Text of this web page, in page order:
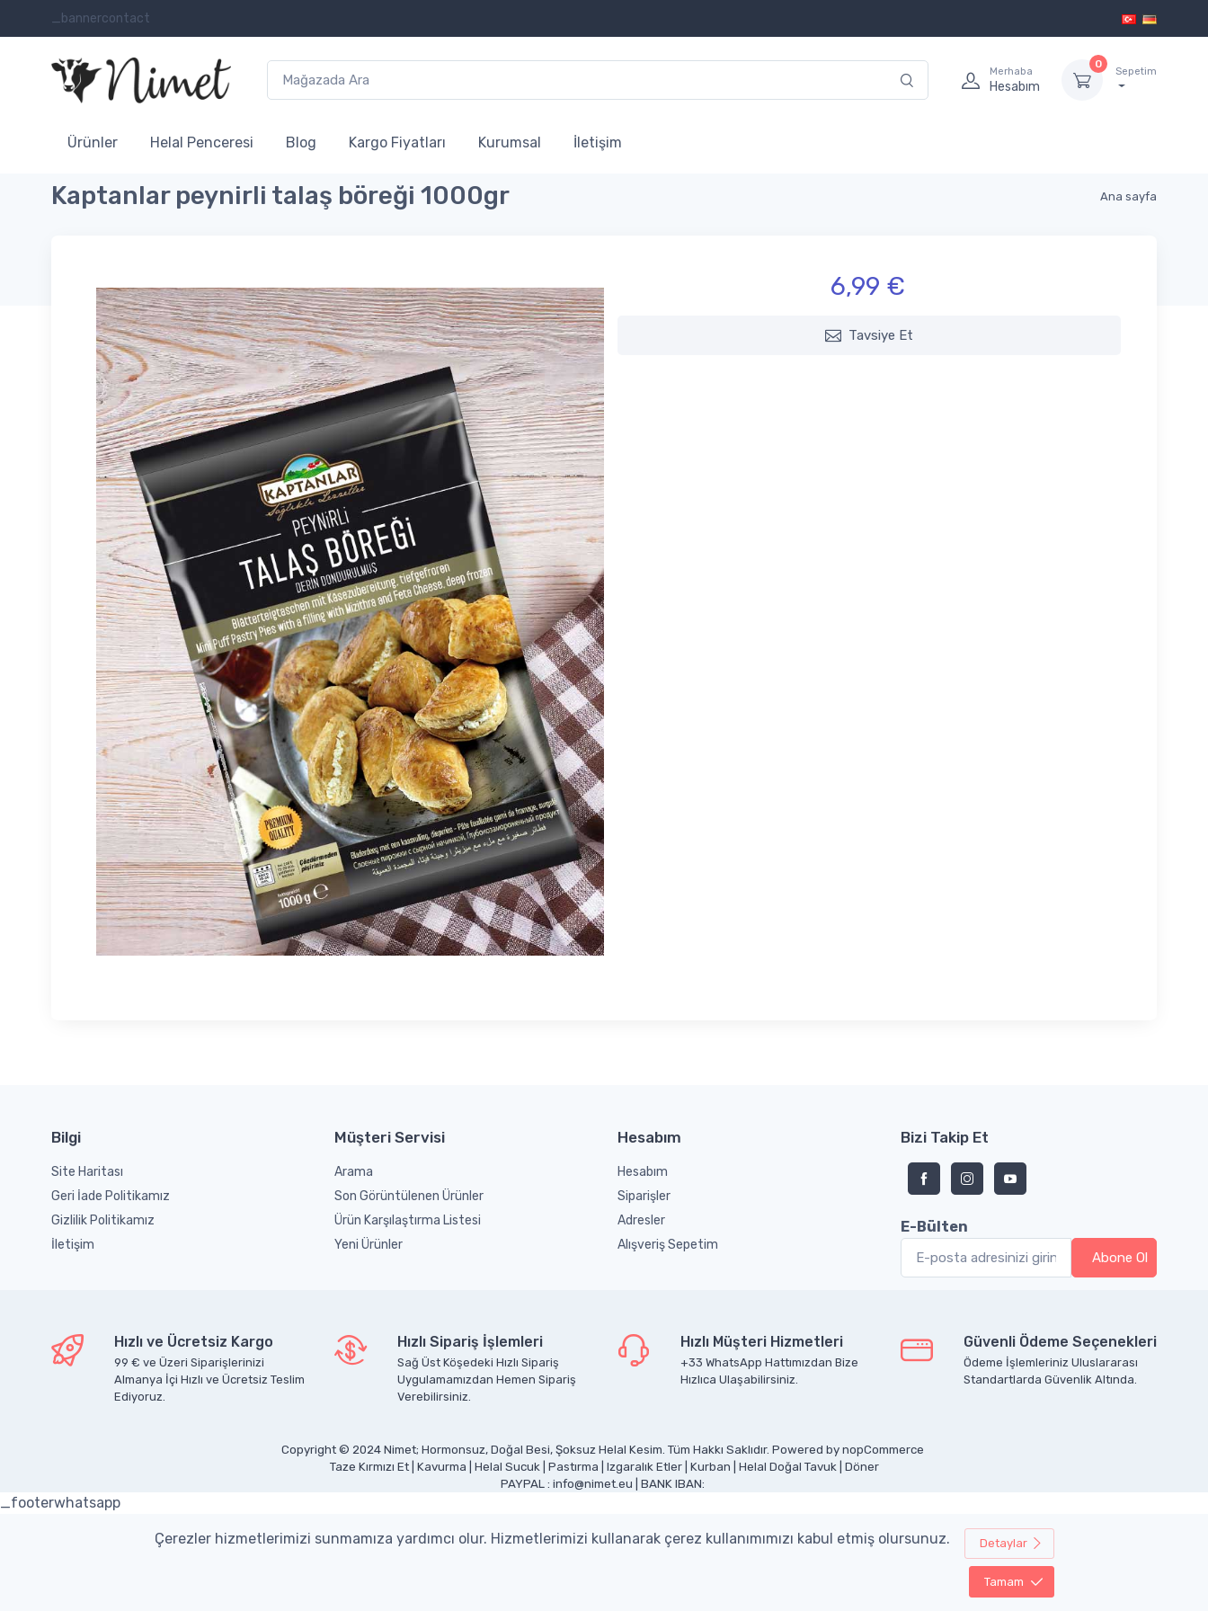
_bannercontact
Merhaba
Hesabım
0
Sepetim
Ürünler Helal Penceresi Blog Kargo Fiyatları Kurumsal İletişim
Ana sayfa
Kaptanlar peynirli talaş böreği 1000gr
6,99 €
Tavsiye Et
Bilgi
Site Haritası
Geri İade Politikamız
Gizlilik Politikamız
İletişim
Müşteri Servisi
Arama
Son Görüntülenen Ürünler
Ürün Karşılaştırma Listesi
Yeni Ürünler
Hesabım
Hesabım
Siparişler
Adresler
Alışveriş Sepetim
Bizi Takip Et
E-Bülten
Hızlı ve Ücretsiz Kargo
99 € ve Üzeri Siparişlerinizi
Almanya İçi Hızlı ve Ücretsiz Teslim
Ediyoruz.
Hızlı Sipariş İşlemleri
Sağ Üst Köşedeki Hızlı Sipariş
Uygulamamızdan Hemen Sipariş
Verebilirsiniz.
Hızlı Müşteri Hizmetleri
+33 WhatsApp Hattımızdan Bize
Hızlıca Ulaşabilirsiniz.
Güvenli Ödeme Seçenekleri
Ödeme İşlemleriniz Uluslararası
Standartlarda Güvenlik Altında.
Copyright © 2024 Nimet; Hormonsuz, Doğal Besi, Şoksuz Helal Kesim. Tüm Hakkı Saklıdır. Powered by nopCommerce
Taze Kırmızı Et| Kavurma Helal Sucuk Pastırma Izgaralık Etler| Kurban Helal Doğal Tavuk
Döner
PAYPAL : info@nimet.eu | BANK IBAN:
_footerwhatsapp
Çerezler hizmetlerimizi sunmamıza yardımcı olur. Hizmetlerimizi kullanarak çerez kullanımımızı kabul etmiş olursunuz. Detaylar
Tamam